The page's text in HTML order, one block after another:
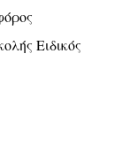
Ειδικός